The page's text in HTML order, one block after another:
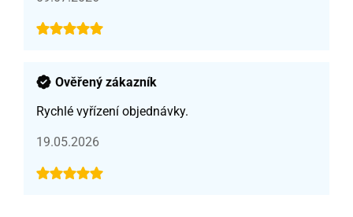
Ověřený zákazník
Rychlé vyřízení objednávky.
19.05.2026